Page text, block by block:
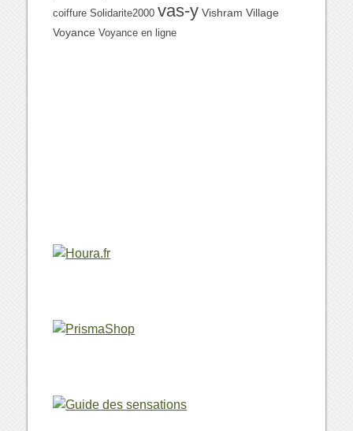
coiffure Solidarite2000 vas-y Vishram Village
Voyance Voyance en ligne